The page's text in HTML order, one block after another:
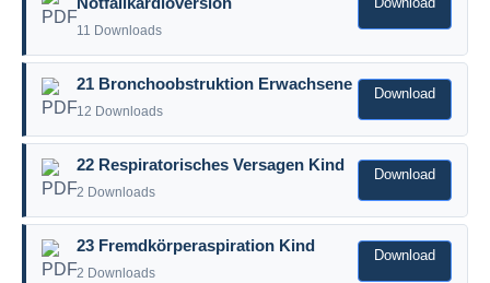
Notfallkardioversion
11 Downloads
21 Bronchoobstruktion Erwachsene
12 Downloads
Download
22 Respiratorisches Versagen Kind
2 Downloads
Download
23 Fremdkörperaspiration Kind
2 Downloads
Download